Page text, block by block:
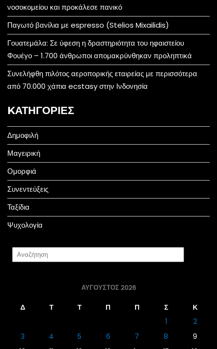
νοσοκομείου και προκάλεσε πανικό
Παγωτό βανίλια με espresso (Stelios Mixailidis)
Γουατεμάλα: Σε ύφεση η δραστηριότητα του ηφαιστείου
Φουέγο – 1.700 άνθρωποι απομακρύνθηκαν προληπτικά
Συνελήφθη πιλότος αεροπορικής εταιρείας με περισσότερα
από 70.000 χάπια ecstasy στην Ινδονησία
KΑΤΗΓΟΡΊΕΣ
Δημοφιλή
Μαγειρική
Ομορφιά
Συνεντεύξεις
Ταξίδια
Ψυχολογία
ΑΎΓΟΥΣΤΟΣ 2026
Δ Τ Τ Π Π Σ
Κ
1
2
3
4 5 6 7 8
9